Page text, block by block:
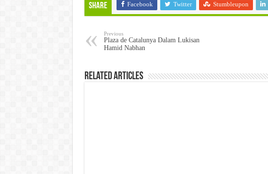
Share Facebook Twitter Stumbleupon
Previous
Plaza de Catalunya Dalam Lukisan
Hamid Nabhan
Related Articles